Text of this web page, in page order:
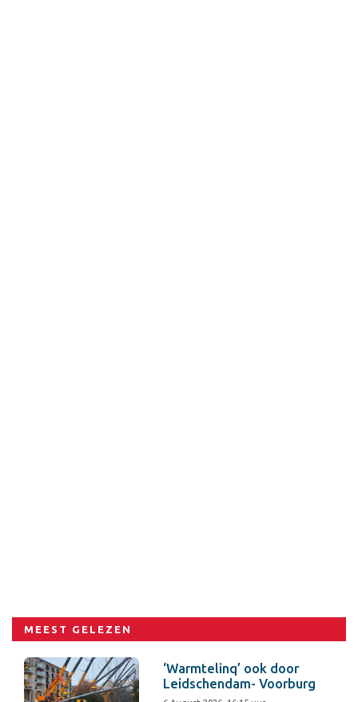
MEEST GELEZEN
‘Warmtelinq’ ook door
Leidschendam- Voorburg